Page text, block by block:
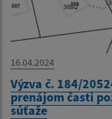
16.04.2024
Výzva č. 184/
prenájom časti
súťaže